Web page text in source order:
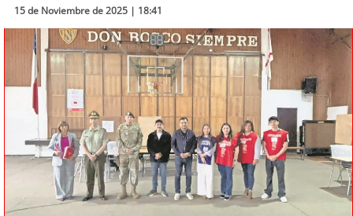
Economía
Deportes
Tecnología
Sostenibilidad
soychile
15 de Noviembre de 2025 | 18:41